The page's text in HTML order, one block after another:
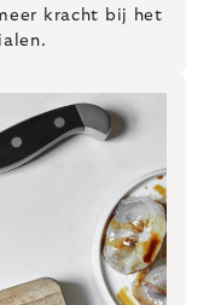
kracht bij het